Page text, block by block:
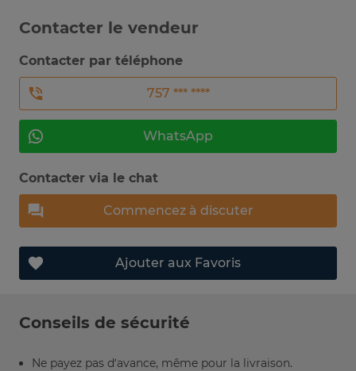
Contacter le vendeur
Contacter par téléphone
757 *** ****
WhatsApp
Contacter via le chat
Commencez à discuter
Ajouter aux Favoris
Conseils de sécurité
Ne payez pas d’avance, même pour la livraison.